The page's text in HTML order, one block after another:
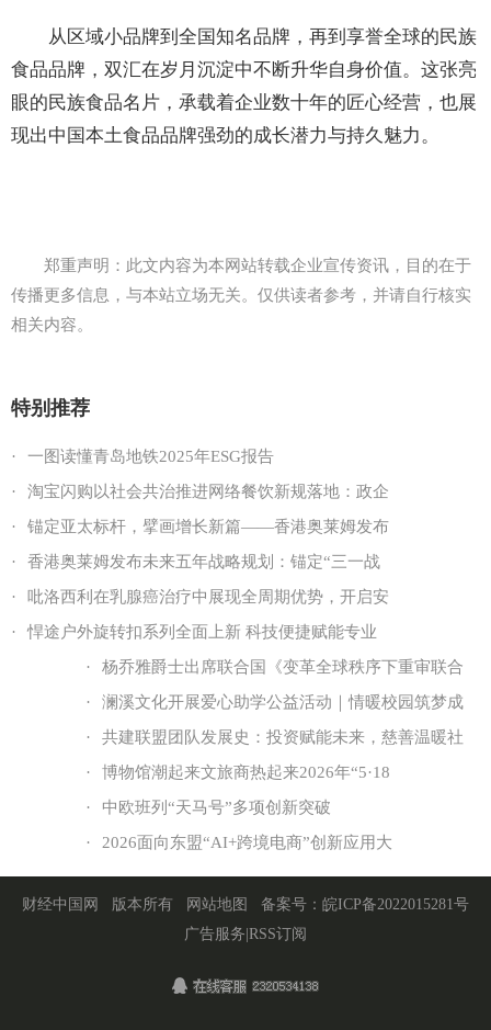
从区域小品牌到全国知名品牌，再到享誉全球的民族
食品品牌，双汇在岁月沉淀中不断升华自身价值。这张亮
眼的民族食品名片，承载着企业数十年的匠心经营，也展
现出中国本土食品品牌强劲的成长潜力与持久魅力。
郑重声明：此文内容为本网站转载企业宣传资讯，目的在于
传播更多信息，与本站立场无关。仅供读者参考，并请自行核实
相关内容。
特别推荐
·
一图读懂青岛地铁2025年ESG报告
·
淘宝闪购以社会共治推进网络餐饮新规落地：政企
·
锚定亚太标杆，擘画增长新篇——香港奥莱姆发布
·
香港奥莱姆发布未来五年战略规划：锚定“三一战
·
吡洛西利在乳腺癌治疗中展现全周期优势，开启安
·
悍途户外旋转扣系列全面上新 科技便捷赋能专业
·
杨乔雅爵士出席联合国《变革全球秩序下重审联合
·
澜溪文化开展爱心助学公益活动｜情暖校园筑梦成
·
共建联盟团队发展史：投资赋能未来，慈善温暖社
·
博物馆潮起来文旅商热起来2026年“5·18
·
中欧班列“天马号”多项创新突破
·
2026面向东盟“AI+跨境电商”创新应用大
财经中国网 版本所有 网站地图 备案号： 皖ICP备2022015281号
广告服务 RSS订阅